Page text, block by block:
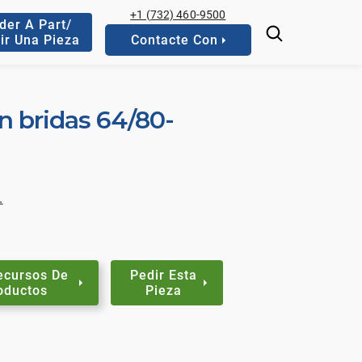
A Part/
Una Pieza
+1 (732) 460-9500
Contacte Con
bridas 64/80-
De
Pedir Esta
Pieza